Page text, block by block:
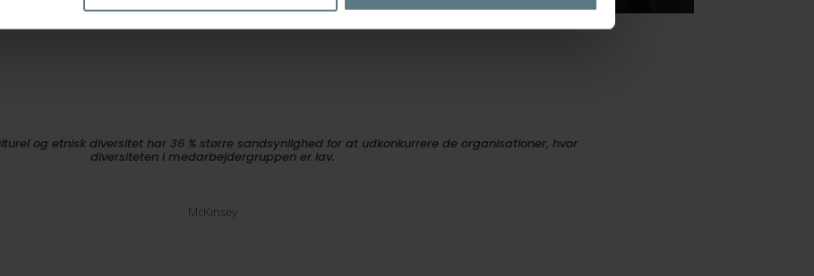
og etnisk diversitet har 36 % større sandsynlighed for at udkonkurrere de organisationer, hvor
diversiteten i medarbejdergruppen er lav.
McKinsey